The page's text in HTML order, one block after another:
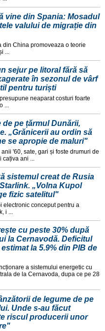
vine din Spania: Mosadul
valului de migrație din
din China promoveaza o teorie
...
sejur pe litoral fără să
în sezonul de vârf
pentru turiști
neaparat costuri foarte
...
pe țărmul Dunării,
„Grănicerii au ordin să
se apropie de maluri"
'60, sate, gari și foste drumuri de
cațiva ani ...
sistemul creat de Rusia
„Volna Kupol
fizic satelitul"
electronic conceput pentru a
i ...
cu peste 30% după
la Cernavodă. Deficitul
la 5.9% din PIB de
a sistemului energetic cu
de la Cernavoda, dupa ce pe 28
de legume de pe
Unde s-au făcut
riscul producerii unor